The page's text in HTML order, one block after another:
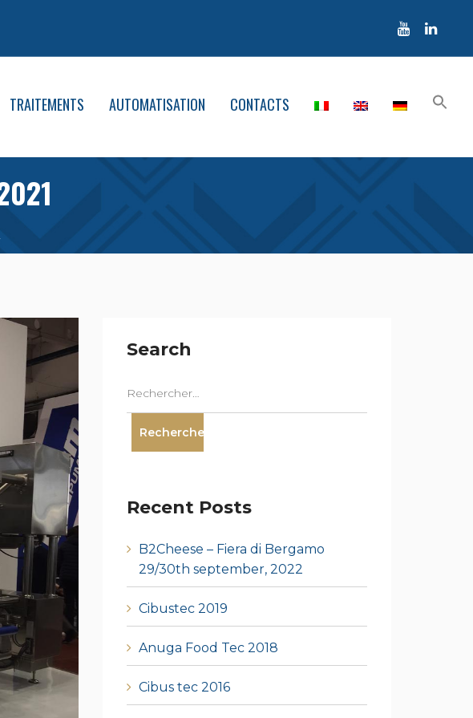
TRAITEMENTS AUTOMATISATION CONTACTS
Search
Recent Posts
B2Cheese – Fiera di Bergamo
29/30th september, 2022
Cibustec 2019
Anuga Food Tec 2018
Cibus tec 2016